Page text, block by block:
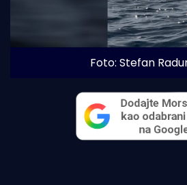
Foto: Stefan